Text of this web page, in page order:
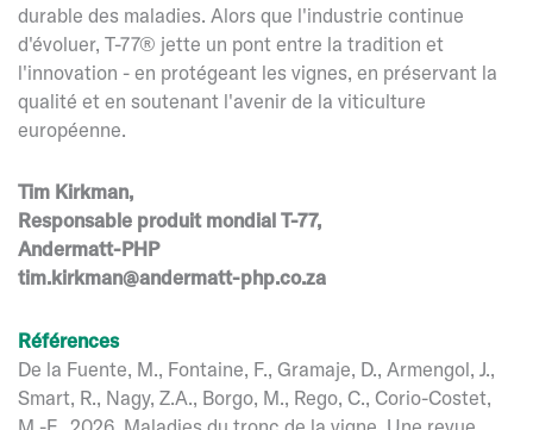
durable des maladies. Alors que l'industrie continue
d'évoluer, T-77® jette un pont entre la tradition et
l'innovation - en protégeant les vignes, en préservant la
qualité et en soutenant l'avenir de la viticulture
européenne.
Tim Kirkman,
Responsable produit mondial T-77,
Andermatt-PHP
tim.kirkman@andermatt-php.co.za
Références
De la Fuente, M., Fontaine, F., Gramaje, D., Armengol, J.,
Smart, R., Nagy, Z.A., Borgo, M., Rego, C., Corio-Costet,